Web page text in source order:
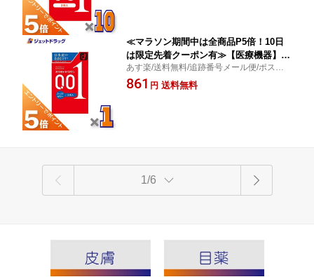
≪マラソン期間中は全商品P5倍！10日
は限定先着クーポン有≫【医療機器】オ
カモト ゼロワン たっぷりゼリー 3個入
×1個〔コンドーム/避妊具〕
あす楽/送料無料/追跡番号メール便/ポスト
投函/薄さ0.01ミリ台のコンドーム/オカモト
861 円 送料無料
1/6